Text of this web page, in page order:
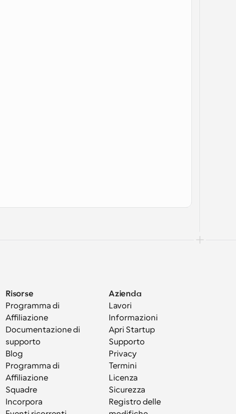
Risorse
Programma di
Affiliazione
Documentazione di
supporto
Blog
Programma di
Affiliazione
Squadre
Incorpora
Azienda
Lavori
Informazioni
Apri Startup
Supporto
Privacy
Termini
Licenza
Sicurezza
Registro delle